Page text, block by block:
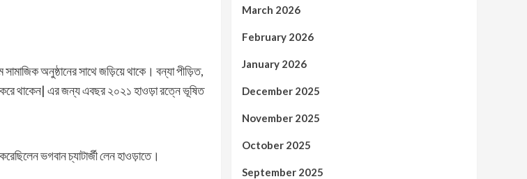
অনুষ্ঠানের সাথে জড়িয়ে থাকে। বন্যা পীড়িত,
করে থাকেন| এর জন্য এবছর ২০২১ হাওড়া রত্নে ভূষিত
ভগবান চ্যাটার্জী লেন হাওড়াতে।
March 2026
February 2026
January 2026
December 2025
November 2025
October 2025
September 2025